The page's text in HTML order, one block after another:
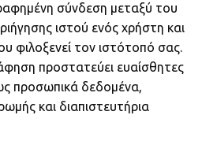
σύνδεση μεταξύ του
ιστού ενός χρήστη και
φιλοξενεί τον ιστότοπό σας.
προστατεύει ευαίσθητες
προσωπικά δεδομένα,
και διαπιστευτήρια